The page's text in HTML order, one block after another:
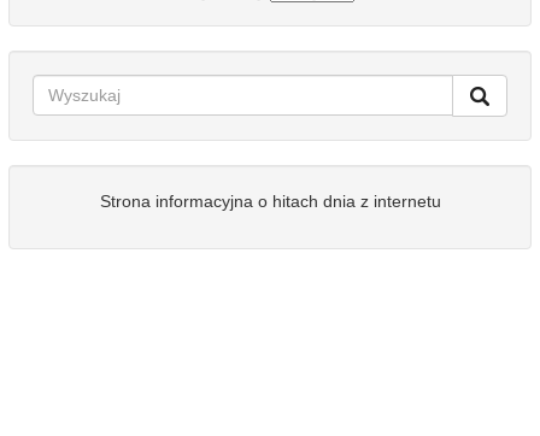
Strona informacyjna o hitach dnia z internetu